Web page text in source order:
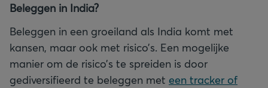
Beleggen in India?
Beleggen in een groeiland als India komt met
kansen, maar ook met risico’s. Een mogelijke
manier om de risico’s te spreiden is door
gediversifieerd te beleggen met een tracker of